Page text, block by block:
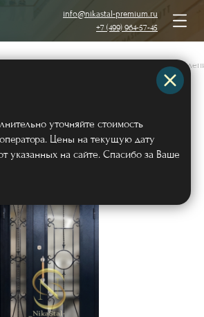
info@nikastal-premium.ru
+7 (499) 964-57-45
Двери с порошковым
дверь с
и
уточняйте стоимость
Цены на текущую дату
указанных на сайте. Спасибо за Ваше